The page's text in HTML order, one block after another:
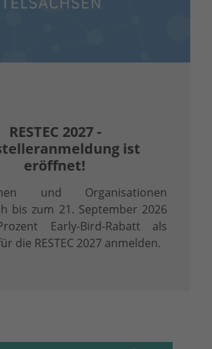
RESTEC 2027 -
ist
eröffnet!
und Organisationen
bis zum 21. September 2026
Early-Bird-Rabatt als
die RESTEC 2027 anmelden.